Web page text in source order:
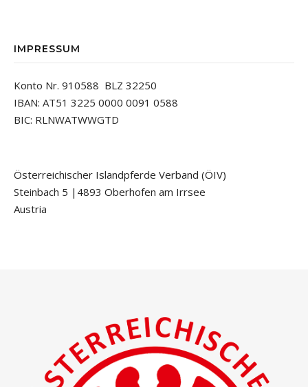
IMPRESSUM
Konto Nr. 910588 BLZ 32250
IBAN: AT51 3225 0000 0091 0588
BIC: RLNWATWWGTD
Österreichischer Islandpferde Verband (ÖIV)
Steinbach 5 |4893 Oberhofen am Irrsee
Austria